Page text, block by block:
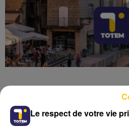
Le respect de votre vie